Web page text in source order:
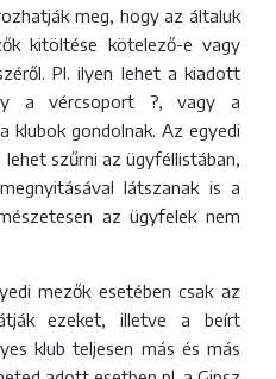
meg, hogy az általuk
kitöltése kötelező-e vagy
Pl. ilyen lehet a kiadott
a vércsoport ?, vagy a
klubok gondolnak. Az egyedi
szűrni az ügyféllistában,
látszanak is a
az ügyfelek nem
mezők esetében csak az
ezeket, illetve a beírt
klub teljesen más és más